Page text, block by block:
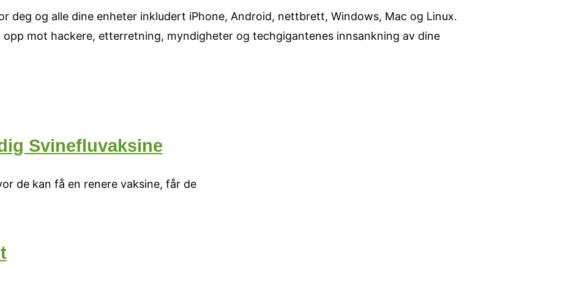
deg og alle dine enheter inkludert iPhone, Android, nettbrett, Windows, Mac og Linux.
mot hackere, etterretning, myndigheter og techgigantenes innsankning av dine
Svinefluvaksine
de kan få en renere vaksine, får de